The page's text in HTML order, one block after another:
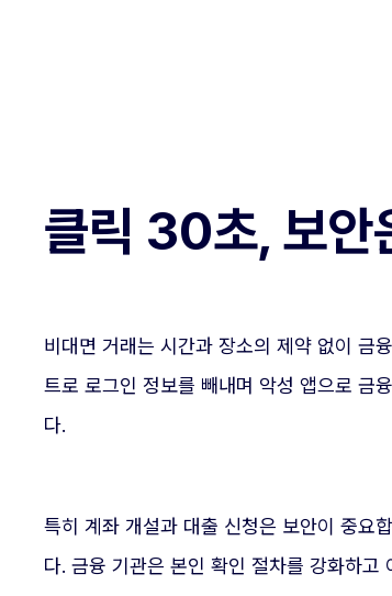
클릭 30초, 보안
비대면 거래는 시간과 장소의 제약 없이 금
트로 로그인 정보를 빼내며 악성 앱으로 금
다.
특히 계좌 개설과 대출 신청은 보안이 중요
다. 금융 기관은 본인 확인 절차를 강화하고